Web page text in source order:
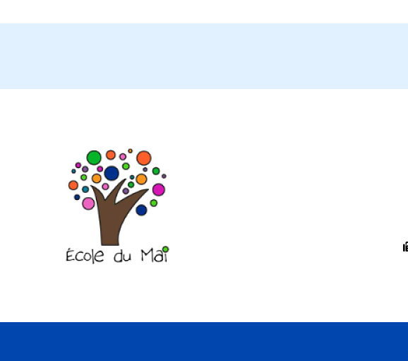
Enseignement régulier:
Normes_modalites_info_parents_5e année
Normes_modalites_info_parents_6e année PAI
Adaptation scolaire :
Normes_modalites_info_parents_presco_AS
Normes_modalites_info_parents_1_annee_AS